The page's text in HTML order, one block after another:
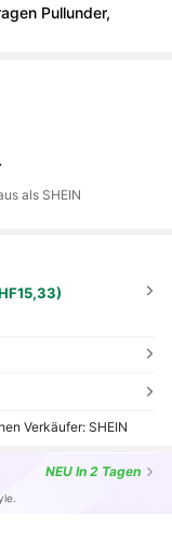
Pullunder,
als SHEIN
Verkäufer: SHEIN
NEU In 2 Tagen